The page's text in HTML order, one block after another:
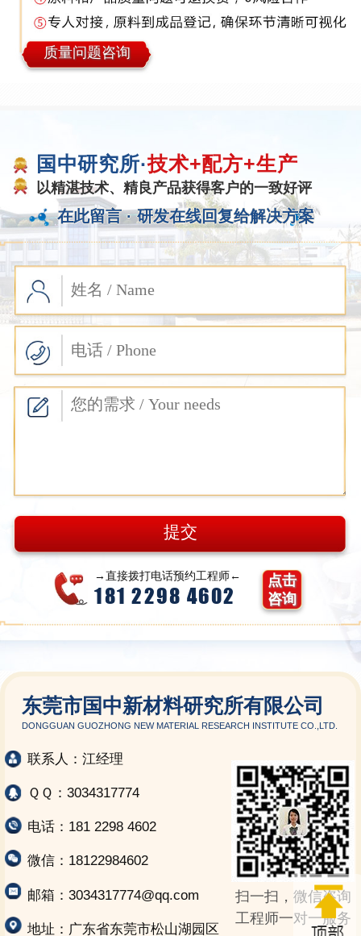
质量问题咨询
国中研究所·技术+配方+生产
以精湛技术、精良产品获得客户的一致好评
在此留言 · 研发在线回复给解决方案
→直接拨打电话预约工程师←
181 2298 4602
点击
咨询
东莞市国中新材料研究所有限公司
DONGGUAN GUOZHONG NEW MATERIAL RESEARCH INSTITUTE CO.,LTD.
联系人：江经理
ＱＱ：3034317774
电话：181 2298 4602
微信：18122984602
邮箱：3034317774@qq.com
地址：广东省东莞市松山湖园区
扫一扫，微信咨询
工程师一对一服务